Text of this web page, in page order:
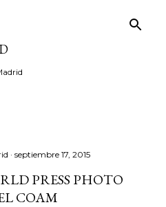
septiembre 17, 2015
PRESS PHOTO
COAM